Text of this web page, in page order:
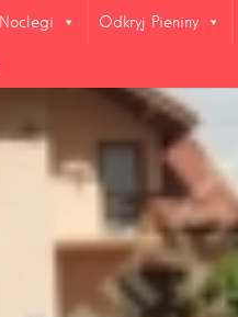
Noclegi Odkryj Pieniny